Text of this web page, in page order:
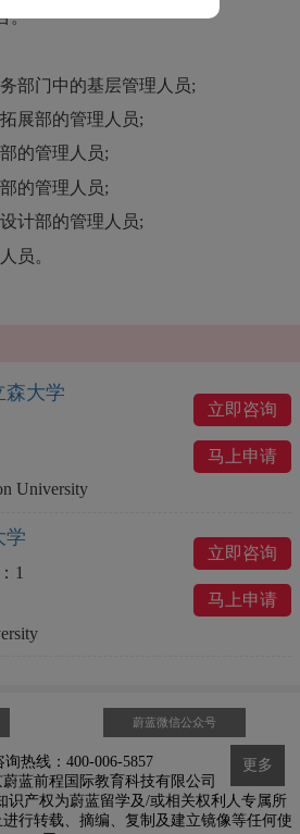
。
门中的基层管理人员;
部的管理人员;
的管理人员;
的管理人员;
部的管理人员;
员。
森大学
立即咨询
马上申请
University
学
1
立即咨询
马上申请
更多
蔚蓝微信公众号
询热线：400-006-5857
蓝前程国际教育科技有限公司
识产权为蔚蓝留学及/或相关权利人专属所
行转载、摘编、复制及建立镜像等任何使